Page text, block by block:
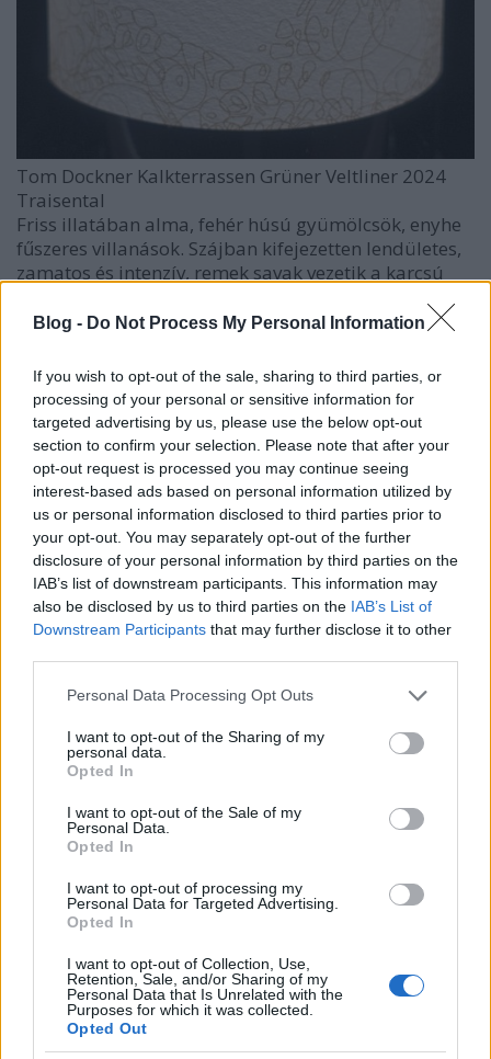
Blog - Do Not Process My Personal Information
If you wish to opt-out of the sale, sharing to third parties, or
processing of your personal or sensitive information for
targeted advertising by us, please use the below opt-out
section to confirm your selection. Please note that after your
opt-out request is processed you may continue seeing
interest-based ads based on personal information utilized by
us or personal information disclosed to third parties prior to
your opt-out. You may separately opt-out of the further
disclosure of your personal information by third parties on the
IAB’s list of downstream participants. This information may
also be disclosed by us to third parties on the IAB’s List of
Downstream Participants that may further disclose it to other
Please note that this website/app uses one or more Google
not limited to your visit or usage behaviour. You may click to
grant or deny consent to Google and its third-party tags to
use your data for below specified purposes in below Google
consent section.
Personal Data Processing Opt Outs
I want to opt-out of the Sharing of my
personal data.
Opted In
I want to opt-out of the Sale of my
Personal Data.
Opted In
I want to opt-out of processing my
Personal Data for Targeted Advertising.
Opted In
I want to opt-out of Collection, Use,
Retention, Sale, and/or Sharing of my
Personal Data that Is Unrelated with the
Purposes for which it was collected.
Opted Out
Tom Dockner Kalkterrassen Grüner Veltliner 2024
Traisental
Friss illatában alma, fehér húsú gyümölcsök, enyhe
fűszeres villanások. Szájban kifejezetten lendületes,
zamatos és intenzív, remek savak vezetik a karcsú
körte, fehér húsú gyümölcsök, pici fehérbors és